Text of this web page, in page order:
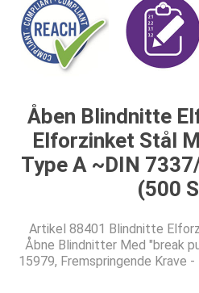
Åben Blindnitte
Elforzinket Stål
Type A ~DIN
(500
Artikel 88401 Blindnitte
Åbne Blindnitter Med "break
15979, Fremspringende Krave